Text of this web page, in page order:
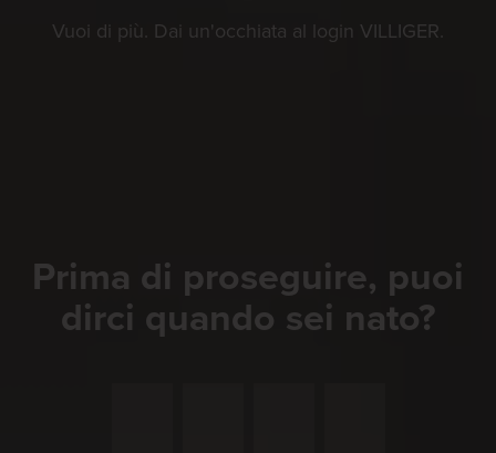
Vuoi di più. Dai un'occhiata al login VILLIGER.
Prima di proseguire, puoi
dirci quando sei nato?